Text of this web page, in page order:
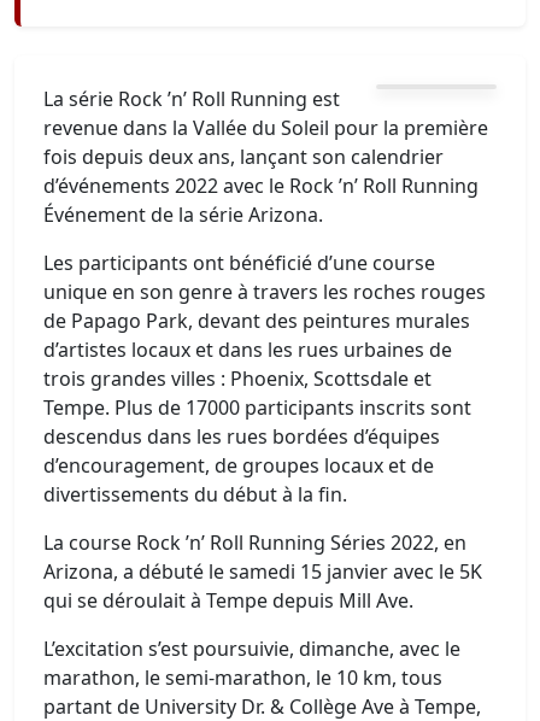
La série Rock ’n’ Roll Running est
revenue dans la Vallée du Soleil pour la première
fois depuis deux ans, lançant son calendrier
d’événements 2022 avec le Rock ’n’ Roll Running
Événement de la série Arizona.
Les participants ont bénéficié d’une course
unique en son genre à travers les roches rouges
de Papago Park, devant des peintures murales
d’artistes locaux et dans les rues urbaines de
trois grandes villes : Phoenix, Scottsdale et
Tempe. Plus de 17000 participants inscrits sont
descendus dans les rues bordées d’équipes
d’encouragement, de groupes locaux et de
divertissements du début à la fin.
La course Rock ’n’ Roll Running Séries 2022, en
Arizona, a débuté le samedi 15 janvier avec le 5K
qui se déroulait à Tempe depuis Mill Ave.
L’excitation s’est poursuivie, dimanche, avec le
marathon, le semi-marathon, le 10 km, tous
partant de University Dr. & Collège Ave à Tempe,